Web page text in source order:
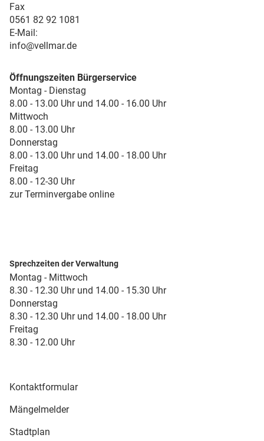
Fax
0561 82 92 1081
E-Mail:
info@vellmar.de
Öffnungszeiten Bürgerservice
Montag - Dienstag
8.00 - 13.00 Uhr und 14.00 - 16.00 Uhr
Mittwoch
8.00 - 13.00 Uhr
Donnerstag
8.00 - 13.00 Uhr und 14.00 - 18.00 Uhr
Freitag
8.00 - 12-30 Uhr
zur Terminvergabe online
Sprechzeiten der Verwaltung
Montag - Mittwoch
8.30 - 12.30 Uhr und 14.00 - 15.30 Uhr
Donnerstag
8.30 - 12.30 Uhr und 14.00 - 18.00 Uhr
Freitag
8.30 - 12.00 Uhr
Kontaktformular
Mängelmelder
Stadtplan